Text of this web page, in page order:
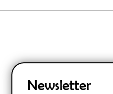
Newsletter